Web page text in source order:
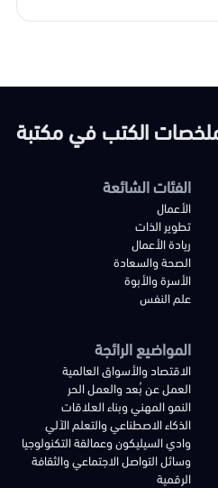
الكتب في مكتبة
الفئات الشائعة
الأعمال
تطوير الذات
ريادة الأعمال
الصحة والسعادة
الأسرة والأبوة
علم النفس
المواضيع الرائجة
الاقتصاد والأسواق العالمية
العمل عن بُعد والعمل الحر
النمو المهني وبناء العلاقات
الذكاء الاصطناعي والتعلم الآلي
وادي السيليكون وعمالقة التكنولوجيا
وسائل التواصل الاجتماعي والثقافة
الرقمية